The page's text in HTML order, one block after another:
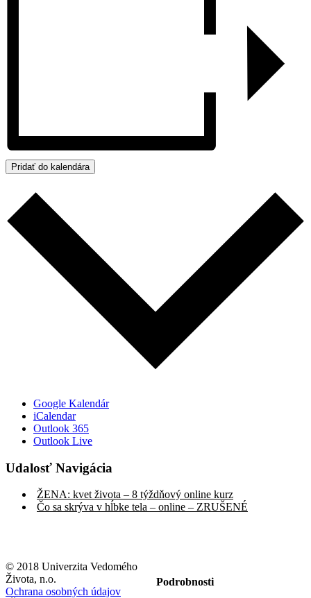
Pridať do kalendára
Google Kalendár
iCalendar
Outlook 365
Outlook Live
Udalosť Navigácia
ŽENA: kvet života – 8 týždňový online kurz
Čo sa skrýva v hĺbke tela – online – ZRUŠENÉ
Podrobnosti
© 2018 Univerzita Vedomého
Života, n.o.
Ochrana osobných údajov